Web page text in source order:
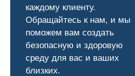
каждому клиенту.
Обращайтесь к нам, и мы
поможем вам создать
безопасную и здоровую
среду для вас и ваших
близких.